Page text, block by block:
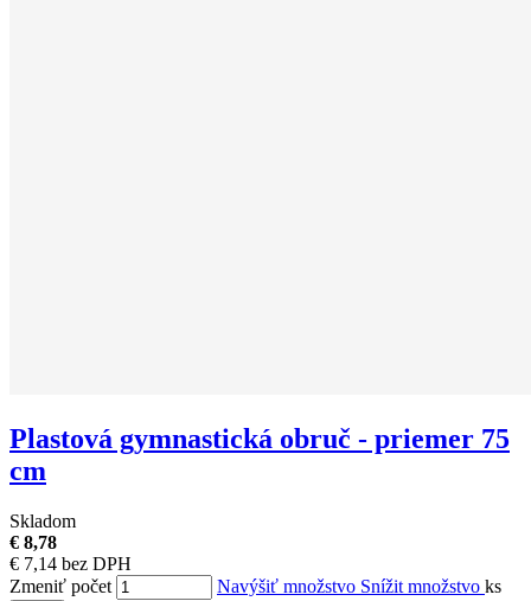
Plastová gymnastická obruč - priemer 75
cm
Skladom
€ 8,78
€ 7,14 bez DPH
Zmeniť počet
Navýšiť množstvo Snížit množstvo ks